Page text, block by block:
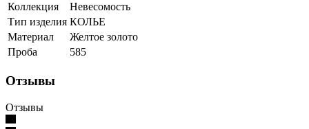
Коллекция
Невесомость
Тип изделия КОЛЬЕ
Материал
Желтое золото
Проба
585
Отзывы
Отзывы